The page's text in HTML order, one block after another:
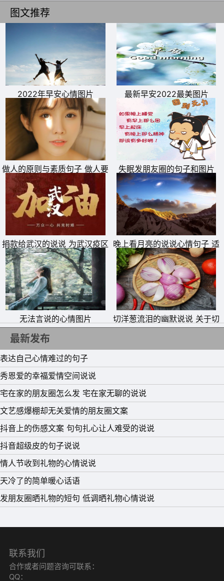
11、那些依靠机会主义达到“人生巅峰”的人，总有一天，会
因为一件不经意的小事而被揭穿。
12、不要遇到一些小事情就把胡虎玻璃放在心上，直到你真
正开始奋斗，你才会明白那不是原来的事情。
13、祝你生活好，祝你身体好，不谈债务，谢谢你认识。
14、做一个很简单的人，容易相处，不容易相处。你不必对
每个人都很好。他们不付给你钱。
15、先做自己，再面对外面的世界，这是最可靠最真诚的生
图文推荐
2022年早安心情图片 最新早安2022最美图片
做人的原则与素质句子 做人要
有底线的说说
失眠发朋友圈的句子和图片
捐款给武汉的说说 为武汉疫区
抗击疫情捐钱的句子
晚上看月亮的说说心情句子 适
合拍月亮照片发朋友圈的文案
无法言说的心情图片
切洋葱流泪的幽默说说 关于切
洋葱流泪的句子
最新发布
表达自己心情难过的句子
秀恩爱的幸福爱情空间说说
宅在家的朋友圈怎么发 宅在家无聊的说说
文艺感爆棚却无关爱情的朋友圈文案
抖音上的伤感文案 句句扎心让人难受的说说
抖音超级皮的句子说说
情人节收到礼物的心情说说
天冷了的简单暖心话语
发朋友圈晒礼物的短句 低调晒礼物心情说说
联系我们
合作或者问题咨询可联系：
QQ：